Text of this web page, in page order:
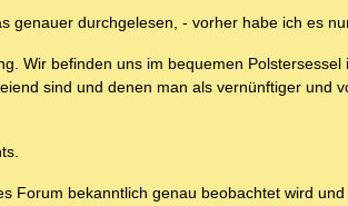
genauer durchgelesen, - vorher habe ich es
Wir befinden uns im bequemen
sind und denen man als vernünftiger und
Forum bekanntlich genau beobachtet wird